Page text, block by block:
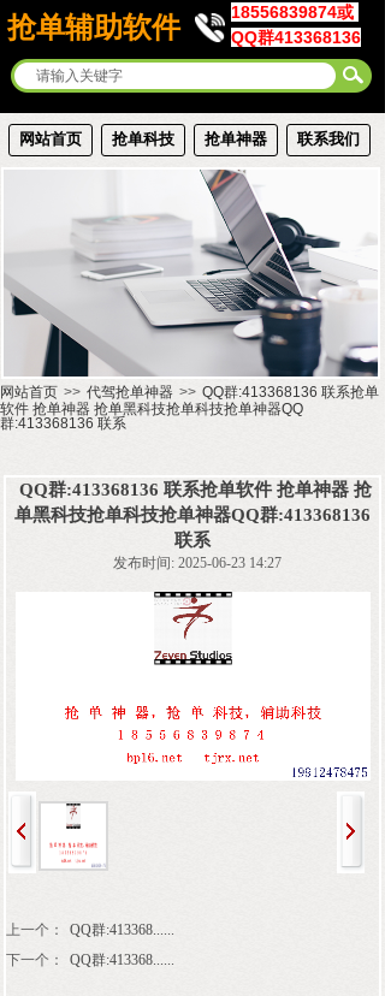
抢单辅助软件
18556839874或
QQ群413368136
网站首页 抢单科技 抢单神器 联系我们
网站首页 >> 代驾抢单神器 >> QQ群:413368136 联系抢单
软件 抢单神器 抢单黑科技抢单科技抢单神器QQ
群:413368136 联系
QQ群:413368136 联系抢单软件 抢单神器 抢
单黑科技抢单科技抢单神器QQ群:413368136
联系
发布时间: 2025-06-23 14:27
上一个：
QQ群:413368......
下一个：
QQ群:413368......